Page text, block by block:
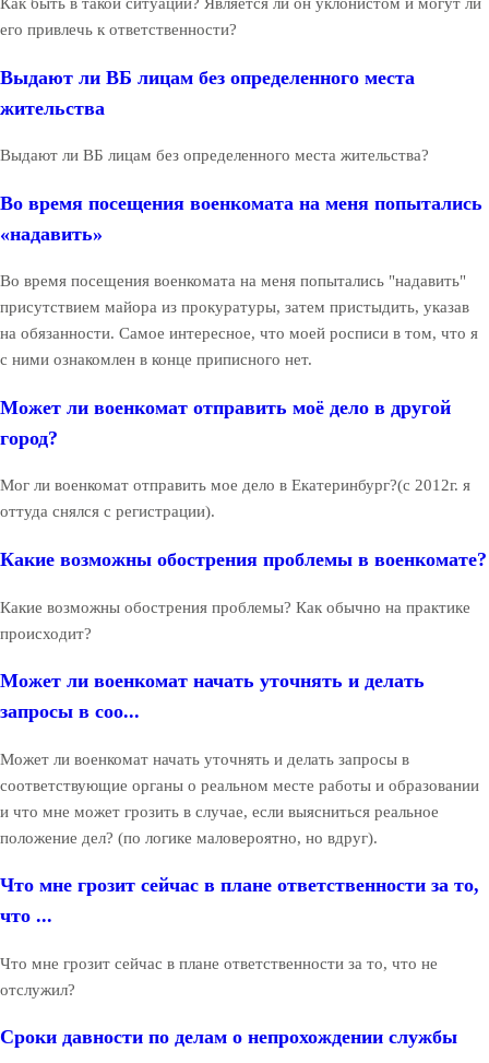
его привлечь к ответственности?
Выдают ли ВБ лицам без определенного места
жительства
Выдают ли ВБ лицам без определенного места жительства?
Во время посещения военкомата на меня попытались
«надавить»
Во время посещения военкомата на меня попытались "надавить"
присутствием майора из прокуратуры, затем пристыдить, указав
на обязанности. Самое интересное, что моей росписи в том, что я
с ними ознакомлен в конце приписного нет.
Может ли военкомат отправить моё дело в другой
город?
Мог ли военкомат отправить мое дело в Екатеринбург?(с 2012г. я
оттуда снялся с регистрации).
Какие возможны обострения проблемы в военкомате?
Какие возможны обострения проблемы? Как обычно на практике
происходит?
Может ли военкомат начать уточнять и делать
запросы в соо...
Может ли военкомат начать уточнять и делать запросы в
соответствующие органы о реальном месте работы и образовании
и что мне может грозить в случае, если выясниться реальное
положение дел? (по логике маловероятно, но вдруг).
Что мне грозит сейчас в плане ответственности за то,
что ...
Что мне грозит сейчас в плане ответственности за то, что не
отслужил?
Сроки давности по делам о непрохождении службы